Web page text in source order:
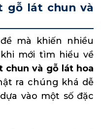
gỗ lát chun và
mà khiến nhiều
mới tìm hiểu về
chun và gỗ lát hoa
ra chúng khá dễ
vào một số đặc